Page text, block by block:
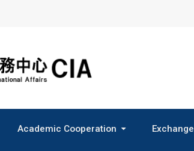
Academic Cooperation